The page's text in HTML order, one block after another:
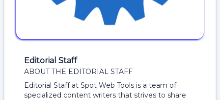
Editorial Staff
ABOUT THE EDITORIAL STAFF
Editorial Staff at Spot Web Tools is a team of
specialized content writers that strives to share